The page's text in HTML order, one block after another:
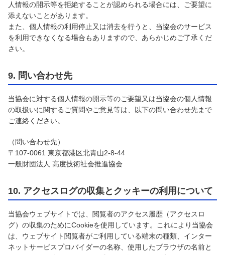
人情報の開示等を拒絶することが認められる場合には、ご要望に
添えないことがあります。
また、個人情報の利用停止又は消去を行うと、当協会のサービス
を利用できなくなる場合もありますので、あらかじめご了承くだ
さい。
9. 問い合わせ先
当協会に対する個人情報の開示等のご要望又は当協会の個人情報
の取扱いに関するご質問やご意見等は、以下の問い合わせ先まで
ご連絡ください。
（問い合わせ先）
〒107-0061 東京都港区北青山2-8-44
一般財団法人 高度技術社会推進協会
10. アクセスログの収集とクッキーの利用について
当協会ウェブサイトでは、閲覧者のアクセス履歴（アクセスロ
グ）の収集のためにCookieを使用しています。これにより当協会
は、ウェブサイト閲覧者がご利用している端末の種類、インター
ネットサービスプロバイダーの名称、使用したブラウザの名前と